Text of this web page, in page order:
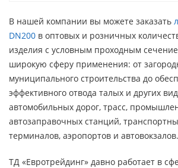
В нашей компании вы можете заказать
DN200 в оптовых и розничных
изделия с условным проходным
широкую сферу применения: от
муниципального строительства до
эффективного отвода талых и других
автомобильных дорог, трасс,
автозаправочных станций,
терминалов, аэропортов и автовокзалов.
ТД «Евротрейдинг» давно работает в